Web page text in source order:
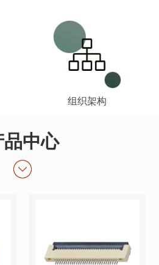
组织架构
品中心